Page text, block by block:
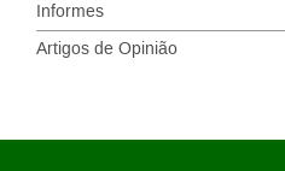
Informes
Artigos de Opinião